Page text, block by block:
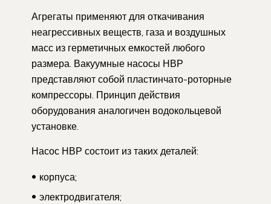
Агрегаты применяют для откачивания
неагрессивных веществ, газа и воздушных
масс из герметичных емкостей любого
размера. Вакуумные насосы НВР
представляют собой пластинчато-роторные
компрессоры. Принцип действия
оборудования аналогичен водокольцевой
установке.
Насос НВР состоит из таких деталей:
корпуса;
электродвигателя;